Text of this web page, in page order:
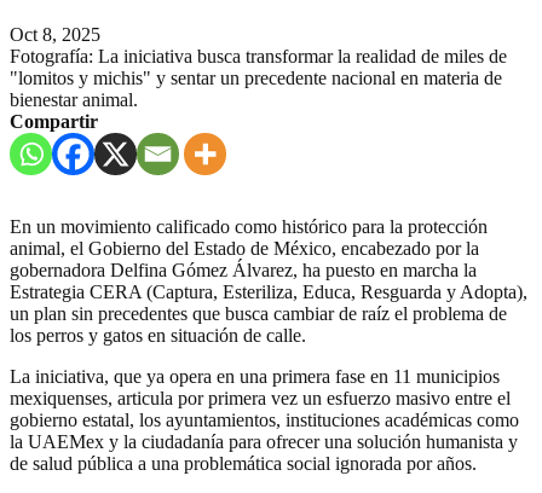
Oct 8, 2025
Fotografía: La iniciativa busca transformar la realidad de miles de
"lomitos y michis" y sentar un precedente nacional en materia de
bienestar animal.
Compartir
En un movimiento calificado como histórico para la protección
animal, el Gobierno del Estado de México, encabezado por la
gobernadora Delfina Gómez Álvarez, ha puesto en marcha la
Estrategia CERA (Captura, Esteriliza, Educa, Resguarda y Adopta),
un plan sin precedentes que busca cambiar de raíz el problema de
los perros y gatos en situación de calle.
La iniciativa, que ya opera en una primera fase en 11 municipios
mexiquenses, articula por primera vez un esfuerzo masivo entre el
gobierno estatal, los ayuntamientos, instituciones académicas como
la UAEMex y la ciudadanía para ofrecer una solución humanista y
de salud pública a una problemática social ignorada por años.